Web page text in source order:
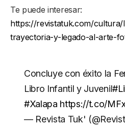
Te puede interesar:
https://revistatuk.com/
trayectoria-y-legado-al-arte-
Concluye con éxito la
Libro Infantil y Juvenil
#Xalapa https://t.co/
— Revista Tuk'